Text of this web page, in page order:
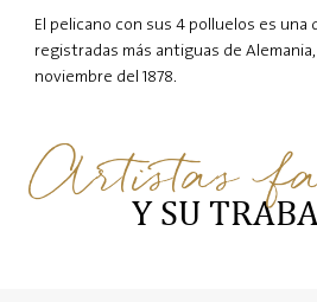
El pelicano con sus 4 polluelos es una
registradas más antiguas de
noviembre del 1878.
Artistas
Y SU